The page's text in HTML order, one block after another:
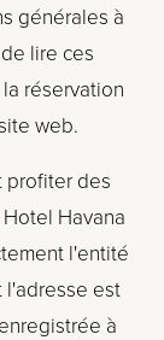
générales à
lire ces
réservation
web.
profiter des
Havana
l'entité
l'adresse est
à